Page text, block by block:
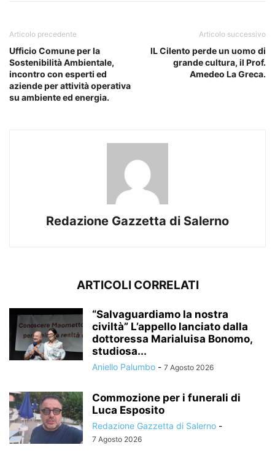
Articolo precedente
Ufficio Comune per la
Sostenibilità Ambientale,
incontro con esperti ed
aziende per attività operativa
su ambiente ed energia.
Articolo successivo
lL Cilento perde un uomo di
grande cultura, il Prof.
Amedeo La Greca.
Redazione Gazzetta di Salerno
ARTICOLI CORRELATI
“Salvaguardiamo la nostra
civiltà” L’appello lanciato dalla
dottoressa Marialuisa Bonomo,
studiosa...
Aniello Palumbo - 7 Agosto 2026
Commozione per i funerali di
Luca Esposito
Redazione Gazzetta di Salerno -
7 Agosto 2026